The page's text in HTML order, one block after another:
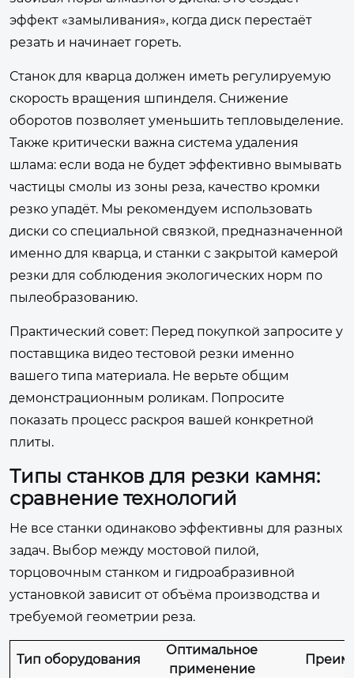
эффект «замыливания», когда диск перестаёт
резать и начинает гореть.
Станок для кварца должен иметь регулируемую
скорость вращения шпинделя. Снижение
оборотов позволяет уменьшить тепловыделение.
Также критически важна система удаления
шлама: если вода не будет эффективно вымывать
частицы смолы из зоны реза, качество кромки
резко упадёт. Мы рекомендуем использовать
диски со специальной связкой, предназначенной
именно для кварца, и станки с закрытой камерой
резки для соблюдения экологических норм по
пылеобразованию.
Практический совет: Перед покупкой запросите у
поставщика видео тестовой резки именно
вашего типа материала. Не верьте общим
демонстрационным роликам. Попросите
показать процесс раскроя вашей конкретной
плиты.
Типы станков для резки камня:
сравнение технологий
Не все станки одинаково эффективны для разных
задач. Выбор между мостовой пилой,
торцовочным станком и гидроабразивной
установкой зависит от объёма производства и
требуемой геометрии реза.
Тип оборудования
Оптимальное
применение